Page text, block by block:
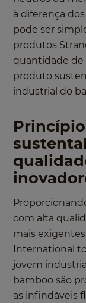
à diferença
pode ser
produtos
quantidade de
produto
industrial do
com alta
mais
International
jovem
bamboo são
as infindáveis